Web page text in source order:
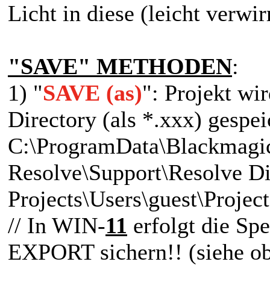
Licht in diese (leicht
"SAVE" METHODEN:
1) "SAVE (as)": Projekt
Directory (als *.xxx)
Resolve\Support\Resolve
// In WIN-11 erfolgt die
EXPORT sichern!! (siehe